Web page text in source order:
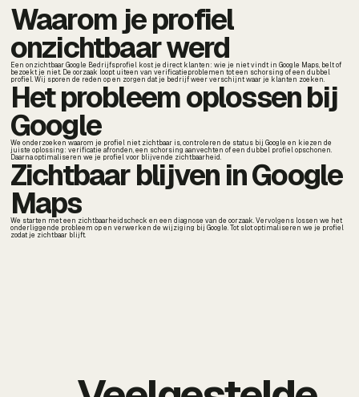
Waarom je profiel
onzichtbaar werd
Een onzichtbaar Google Bedrijfsprofiel kost je direct klanten: wie je niet vindt in Google Maps, belt of
bezoekt je niet. De oorzaak loopt uiteen van verificatieproblemen tot een schorsing of een dubbel
profiel. Wij sporen de reden op en zorgen dat je bedrijf weer verschijnt waar je klanten zoeken.
Het probleem oplossen bij
Google
We onderzoeken waarom je profiel niet zichtbaar is, controleren de status bij Google en kiezen de
juiste oplossing: verificatie afronden, een schorsing aanvechten of een dubbel profiel opschonen.
Daarna optimaliseren we je profiel voor blijvende zichtbaarheid.
Zichtbaar blijven in Google
Maps
We starten met een zichtbaarheidscheck en een diagnose van de oorzaak. Vervolgens lossen we het
onderliggende probleem op en verwerken de wijziging bij Google. Tot slot optimaliseren we je profiel
zodat je zichtbaar blijft.